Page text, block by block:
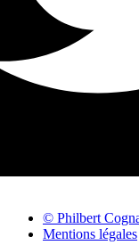
© Philbert
Mentions légales